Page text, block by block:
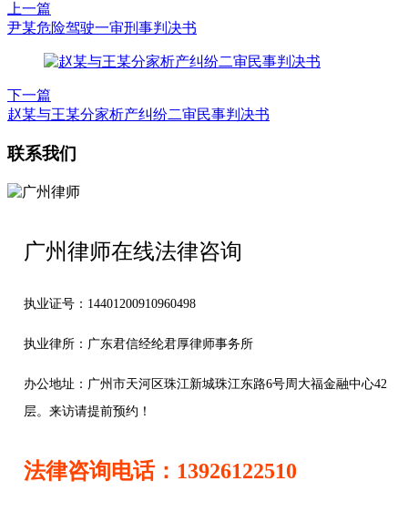
上一篇
尹某危险驾驶一审刑事判决书
下一篇
赵某与王某分家析产纠纷二审民事判决书
联系我们
广州律师在线法律咨询
执业证号：14401200910960498
执业律所：广东君信经纶君厚律师事务所
办公地址： 广州市天河区珠江新城珠江东路6号周大福金融中心42
层。来访请提前预约！
法律咨询电话：13926122510